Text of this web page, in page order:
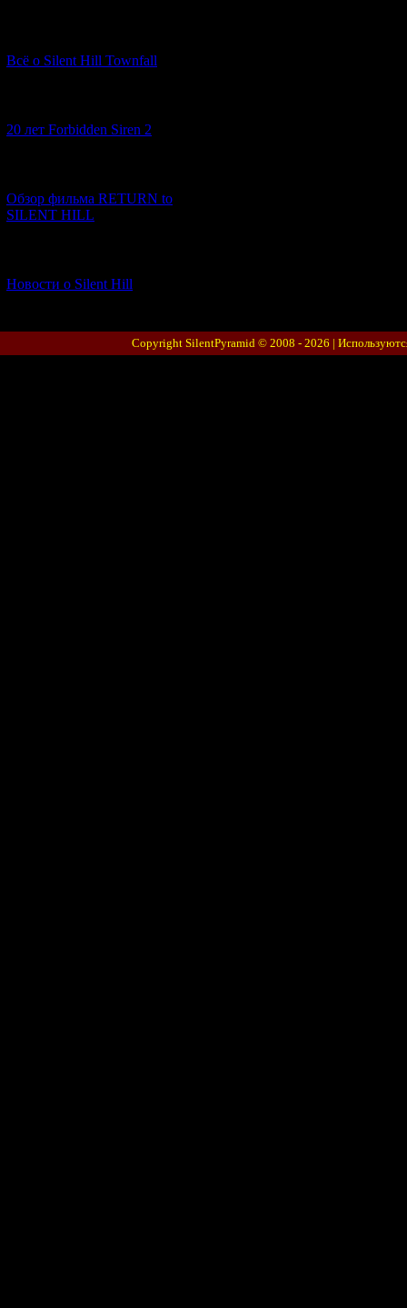
Всё о Silent Hill Townfall
20 лет Forbidden Siren 2
Обзор фильма RETURN to
SILENT HILL
Новости о Silent Hill
Copyright SilentPyramid © 2008 - 2026 |